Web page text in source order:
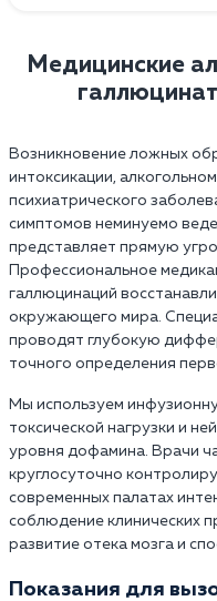
Медицинские
Возникновение ложных
интоксикации,
психиатрического
симптомов неминуемо
представляет прямую
Профессиональное
галлюцинаций
окружающего мира.
проводят глубокую
точного определения
Мы используем
токсической нагрузки и
уровня дофамина. Врачи
круглосуточно
современных палатах
соблюдение клинических
развитие отека мозга и
Показания для